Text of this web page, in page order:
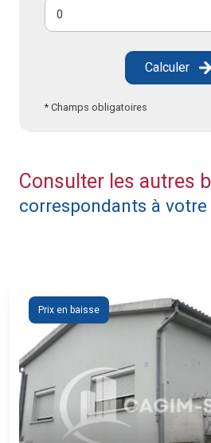
Calculer
* Champs obligatoires
Consulter les autres
correspondants à
Prix en baisse